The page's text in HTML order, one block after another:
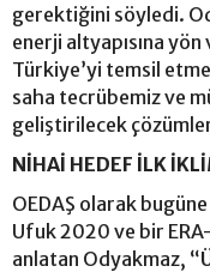
gerektiğini söyledi.
enerji altyapısına
Türkiye’yi temsil
saha tecrübemiz ve
geliştirilecek
NİHAİ HEDEF İLK
OEDAŞ olarak
Ufuk 2020 ve bir
anlatan Odyakmaz,